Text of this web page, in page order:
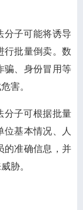
分子可能将诱导
行批量倒卖。数
骗、身份冒用等
害。
分子可根据批量
基本情况、人
的准确信息，并
胁。